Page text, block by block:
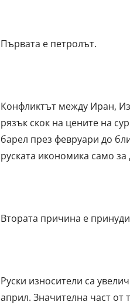
Първата е петролът.
Конфликтът между Иран,
рязък скок на цените на
барел през февруари до
руската икономика само за
Втората причина е
Руски износители са
април. Значителна част от